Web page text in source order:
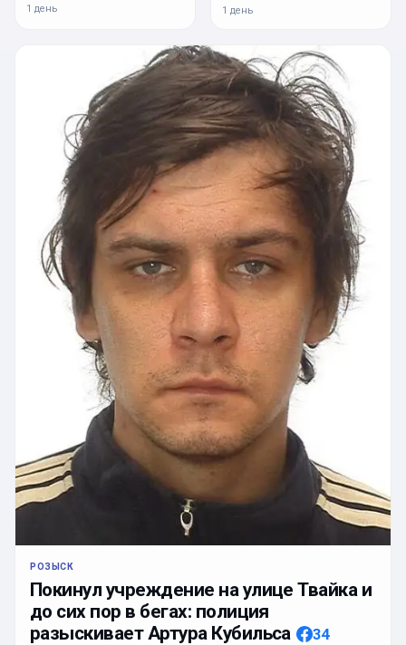
1 день 1 день
РОЗЫСК
Покинул учреждение на улице Твайка и
до сих пор в бегах: полиция
разыскивает Артура Кубильса
34